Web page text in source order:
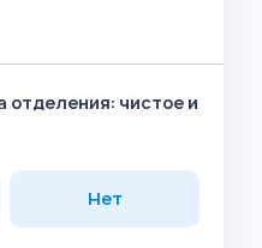
отделения: чистое и
Нет